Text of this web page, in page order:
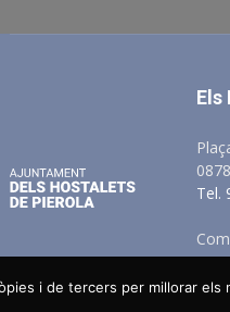
Els
Tel.
i de tercers per millorar